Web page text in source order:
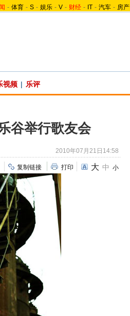
- 体育 - S - 娱乐 - V - 财经 - IT - 汽车 - 房产
视频 | 乐评
谷举行歌友会
2010年07月21日14:58
复制链接 打印 大 中 小